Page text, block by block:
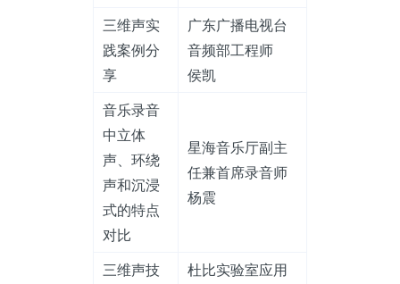
三维声实
践案例分
享
广东广播电视台
音频部工程师
侯凯
音乐录音
中立体
声、环绕
声和沉浸
式的特点
对比
星海音乐厅副主
任兼首席录音师
杨震
三维声技
杜比实验室应用